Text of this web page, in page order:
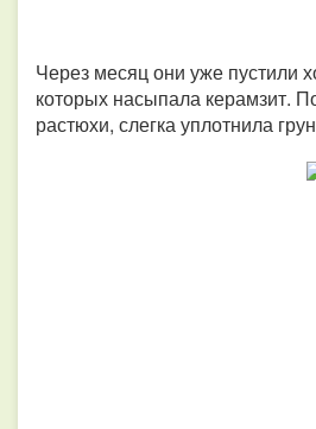
Через месяц они уже пустили
которых насыпала керамзит.
растюхи, слегка уплотнила